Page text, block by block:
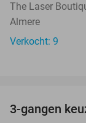
The Laser
Almere
Verkocht: 9
3-gangen